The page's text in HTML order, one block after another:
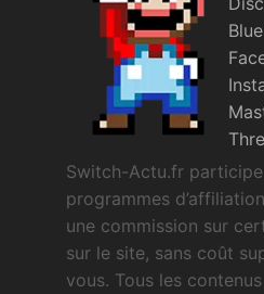
Switch-Actu.fr
programmes
une commission sur
sur le site, sans coût
vous. Tous les